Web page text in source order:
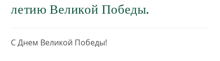
летию Великой Победы.
С Днем Великой Победы!